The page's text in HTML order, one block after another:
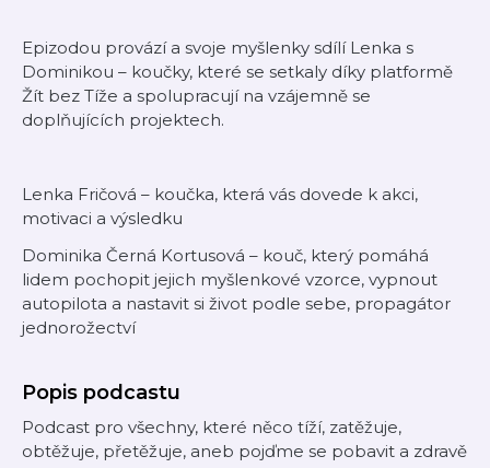
Epizodou provází a svoje myšlenky sdílí Lenka s
Dominikou – koučky, které se setkaly díky platformě
Žít bez Tíže a spolupracují na vzájemně se
doplňujících projektech.
Lenka Fričová – koučka, která vás dovede k akci,
motivaci a výsledku
Dominika Černá Kortusová – kouč, který pomáhá
lidem pochopit jejich myšlenkové vzorce, vypnout
autopilota a nastavit si život podle sebe, propagátor
jednorožectví
Popis podcastu
Podcast pro všechny, které něco tíží, zatěžuje,
obtěžuje, přetěžuje, aneb pojďme se pobavit a zdravě